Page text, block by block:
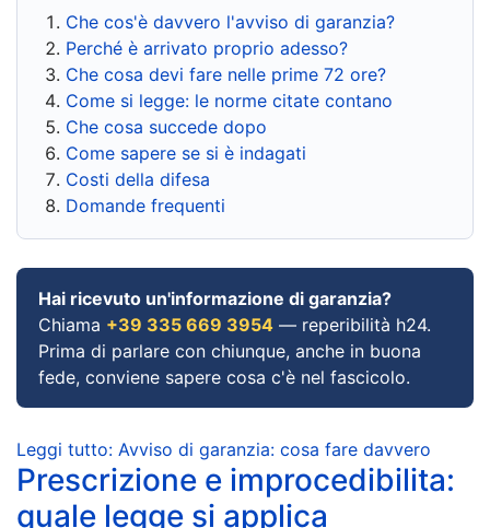
Che cos'è davvero l'avviso di garanzia?
Perché è arrivato proprio adesso?
Che cosa devi fare nelle prime 72 ore?
Come si legge: le norme citate contano
Che cosa succede dopo
Come sapere se si è indagati
Costi della difesa
Domande frequenti
Hai ricevuto un'informazione di garanzia?
Chiama +39 335 669 3954 — reperibilità h24.
Prima di parlare con chiunque, anche in buona
fede, conviene sapere cosa c'è nel fascicolo.
Leggi tutto: Avviso di garanzia: cosa fare davvero
Prescrizione e improcedibilita:
quale legge si applica